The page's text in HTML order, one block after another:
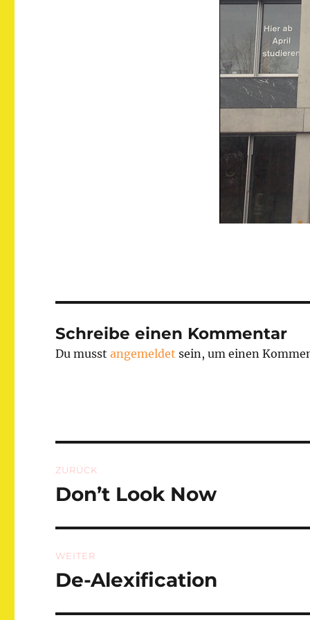
Schreibe einen Kommentar
Du musstangemeldet sein, um einen
ZURÜCK
Vorheriger
Don’t Look Now
WEITER
Nächster
De-Alexification